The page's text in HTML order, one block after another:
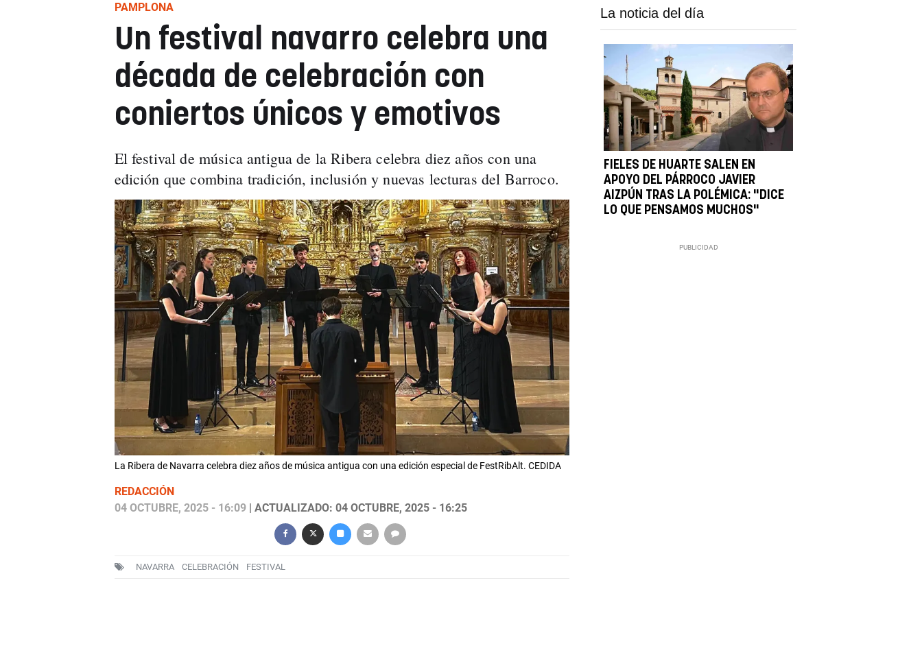
PAMPLONA
Un festival navarro celebra una
década de celebración con
coniertos únicos y emotivos
El festival de música antigua de la Ribera celebra diez años con una
edición que combina tradición, inclusión y nuevas lecturas del Barroco.
La Ribera de Navarra celebra diez años de música antigua con una edición especial de FestRibAlt. CEDIDA
REDACCIÓN
04 OCTUBRE, 2025 - 16:09| ACTUALIZADO: 04 OCTUBRE, 2025 - 16:25
NAVARRA CELEBRACIÓN FESTIVAL
La noticia del día
FIELES DE HUARTE SALEN EN
APOYO DEL PÁRROCO JAVIER
AIZPÚN TRAS LA POLÉMICA: "DICE
LO QUE PENSAMOS MUCHOS"